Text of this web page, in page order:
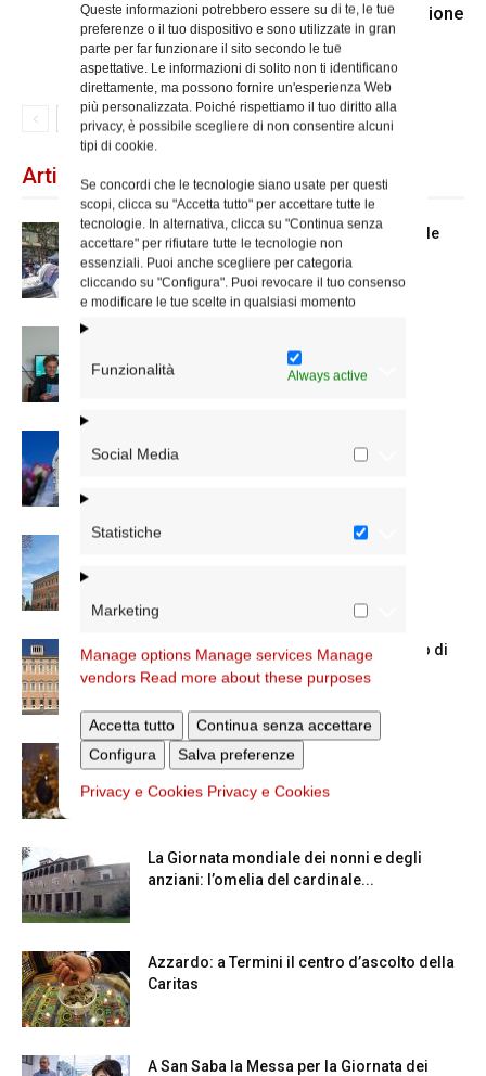
Queste informazioni potrebbero essere su di te, le tue
preferenze o il tuo dispositivo e sono utilizzate in gran
parte per far funzionare il sito secondo le tue
aspettative. Le informazioni di solito non ti identificano
direttamente, ma possono fornire un'esperienza Web
più personalizzata. Poiché rispettiamo il tuo diritto alla
privacy, è possibile scegliere di non consentire alcuni
tipi di cookie.
Se concordi che le tecnologie siano usate per questi
scopi, clicca su "Accetta tutto" per accettare tutte le
tecnologie. In alternativa, clicca su "Continua senza
accettare" per rifiutare tutte le tecnologie non
essenziali. Puoi anche scegliere per categoria
cliccando su "Configura". Puoi revocare il tuo consenso
e modificare le tue scelte in qualsiasi momento
Funzionalità Always active
Social Media
Statistiche
Marketing
Manage options Manage services Manage
vendors Read more about these purposes
Accetta tutto
Continua senza accettare
Configura
Salva preferenze
Privacy e Cookies Privacy e Cookies
E’ entrato nella luce della Resurrezione
il diacono Mario Ciccalotti
Articoli recenti
Spin Time: la dichiarazione del cardinale
vicario
dell’Istituto Paritario Sant’Apollinare
diocesano a Lourdes
Nuove nomine nella diocesi di Roma
Chiusura estiva degli Uffici del Vicariato di
Roma
La Madonna della Neve a Santa Maria
Maggiore
La Giornata mondiale dei nonni e degli
anziani: l’omelia del cardinale...
Azzardo: a Termini il centro d’ascolto della
Caritas
A San Saba la Messa per la Giornata dei